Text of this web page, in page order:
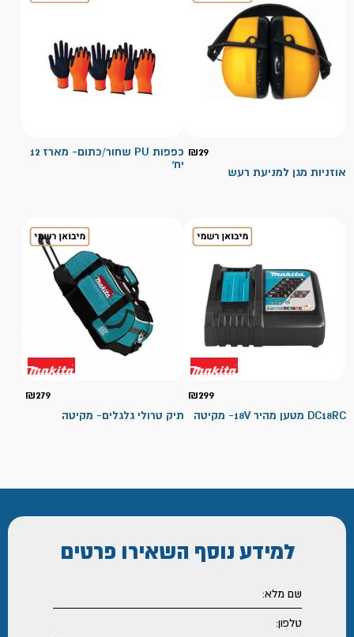
₪29
אוזניות מגן למניעת רעש
כפפות PU שחור/כתום- מארז 12
יח'
₪299
DC18RC מטען מהיר 18V- מקיטה
₪279
תיק טרולי גלגלים- מקיטה
למידע נוסף השאירו פרטים